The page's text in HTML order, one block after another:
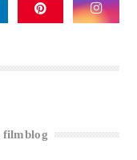
filmblog